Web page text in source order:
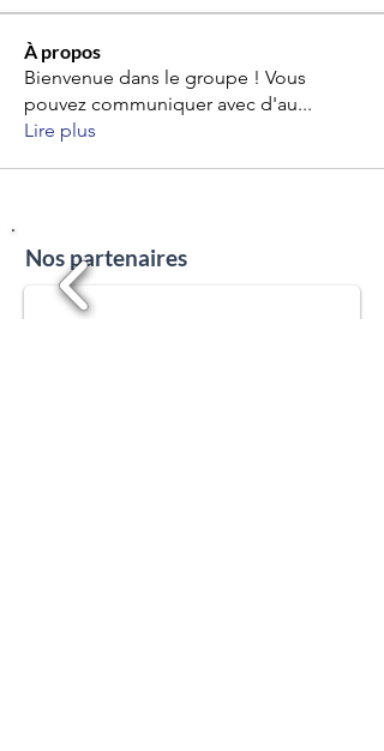
À propos
Bienvenue dans le groupe ! Vous
pouvez communiquer avec d'au...
Lire plus
Nos partenaires